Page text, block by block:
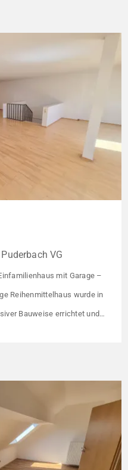
VG
mit Garage –
Reihenmittelhaus wurde in
Bauweise errichtet und
aber Terrasse). […]